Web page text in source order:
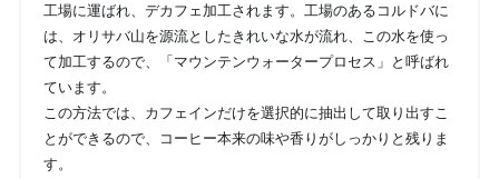
工場に運ばれ、デカフェ加工されます。工場のあるコルドバに
は、オリサバ山を源流としたきれいな水が流れ、この水を使っ
て加工するので、「マウンテンウォータープロセス」と呼ばれ
ています。
この方法では、カフェインだけを選択的に抽出して取り出すこ
とができるので、コーヒー本来の味や香りがしっかりと残りま
す。